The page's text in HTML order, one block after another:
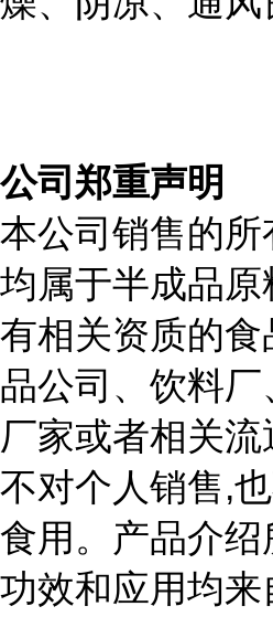
公司郑重声明
本公司销售的
均属于半成品原
有相关资质的
品公司、饮料
厂家或者相关流
不对个人销售,
食用。产品介
功效和应用均